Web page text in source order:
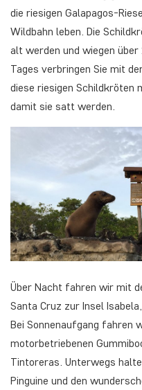
die riesigen Galapagos-
Wildbahn leben. Die
alt werden und wiegen über
Tages verbringen Sie mit
diese riesigen Schildkröten
damit sie satt werden.
Über Nacht fahren wir mit
Santa Cruz zur Insel
Bei Sonnenaufgang fahren
motorbetriebenen
Tintoreras. Unterwegs
Pinguine und den